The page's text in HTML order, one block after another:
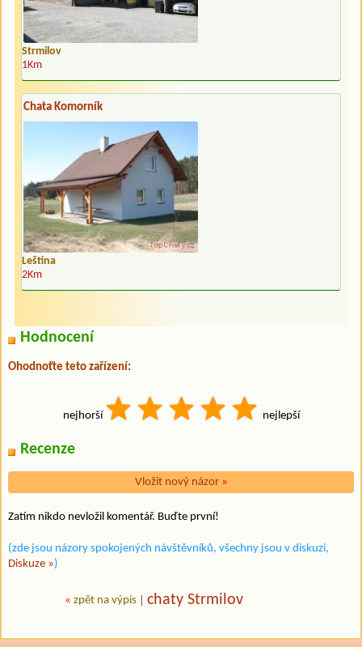
Strmilov
1Km
Chata Komorník
Leština
2Km
Hodnocení
Ohodnoťte teto zařízení:
nejhorší nejlepší
Recenze
Vložit nový názor »
Zatím nikdo nevložil komentář. Buďte první!
(zde jsou názory spokojených návštěvníků, všechny jsou v diskuzi,
Diskuze »)
« zpět na výpis chaty Strmilov